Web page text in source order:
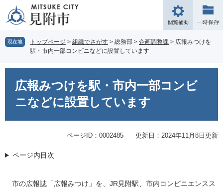
の
先
で
ー
を
ば
へ
閲
覧
補
現在地 トップページ > 組織でさがす > 総務部 > 企画調整課 > 広報みつけを
駅・市内一部コンビニなどに設置しています
広報みつけを駅・市内一部コンビ
ニなどに設置しています
ページID：0002485 更新日：2024年11月8日更新
ページ内目次
市の広報誌「広報みつけ」を、JR見附駅、市内コンビニエンスス